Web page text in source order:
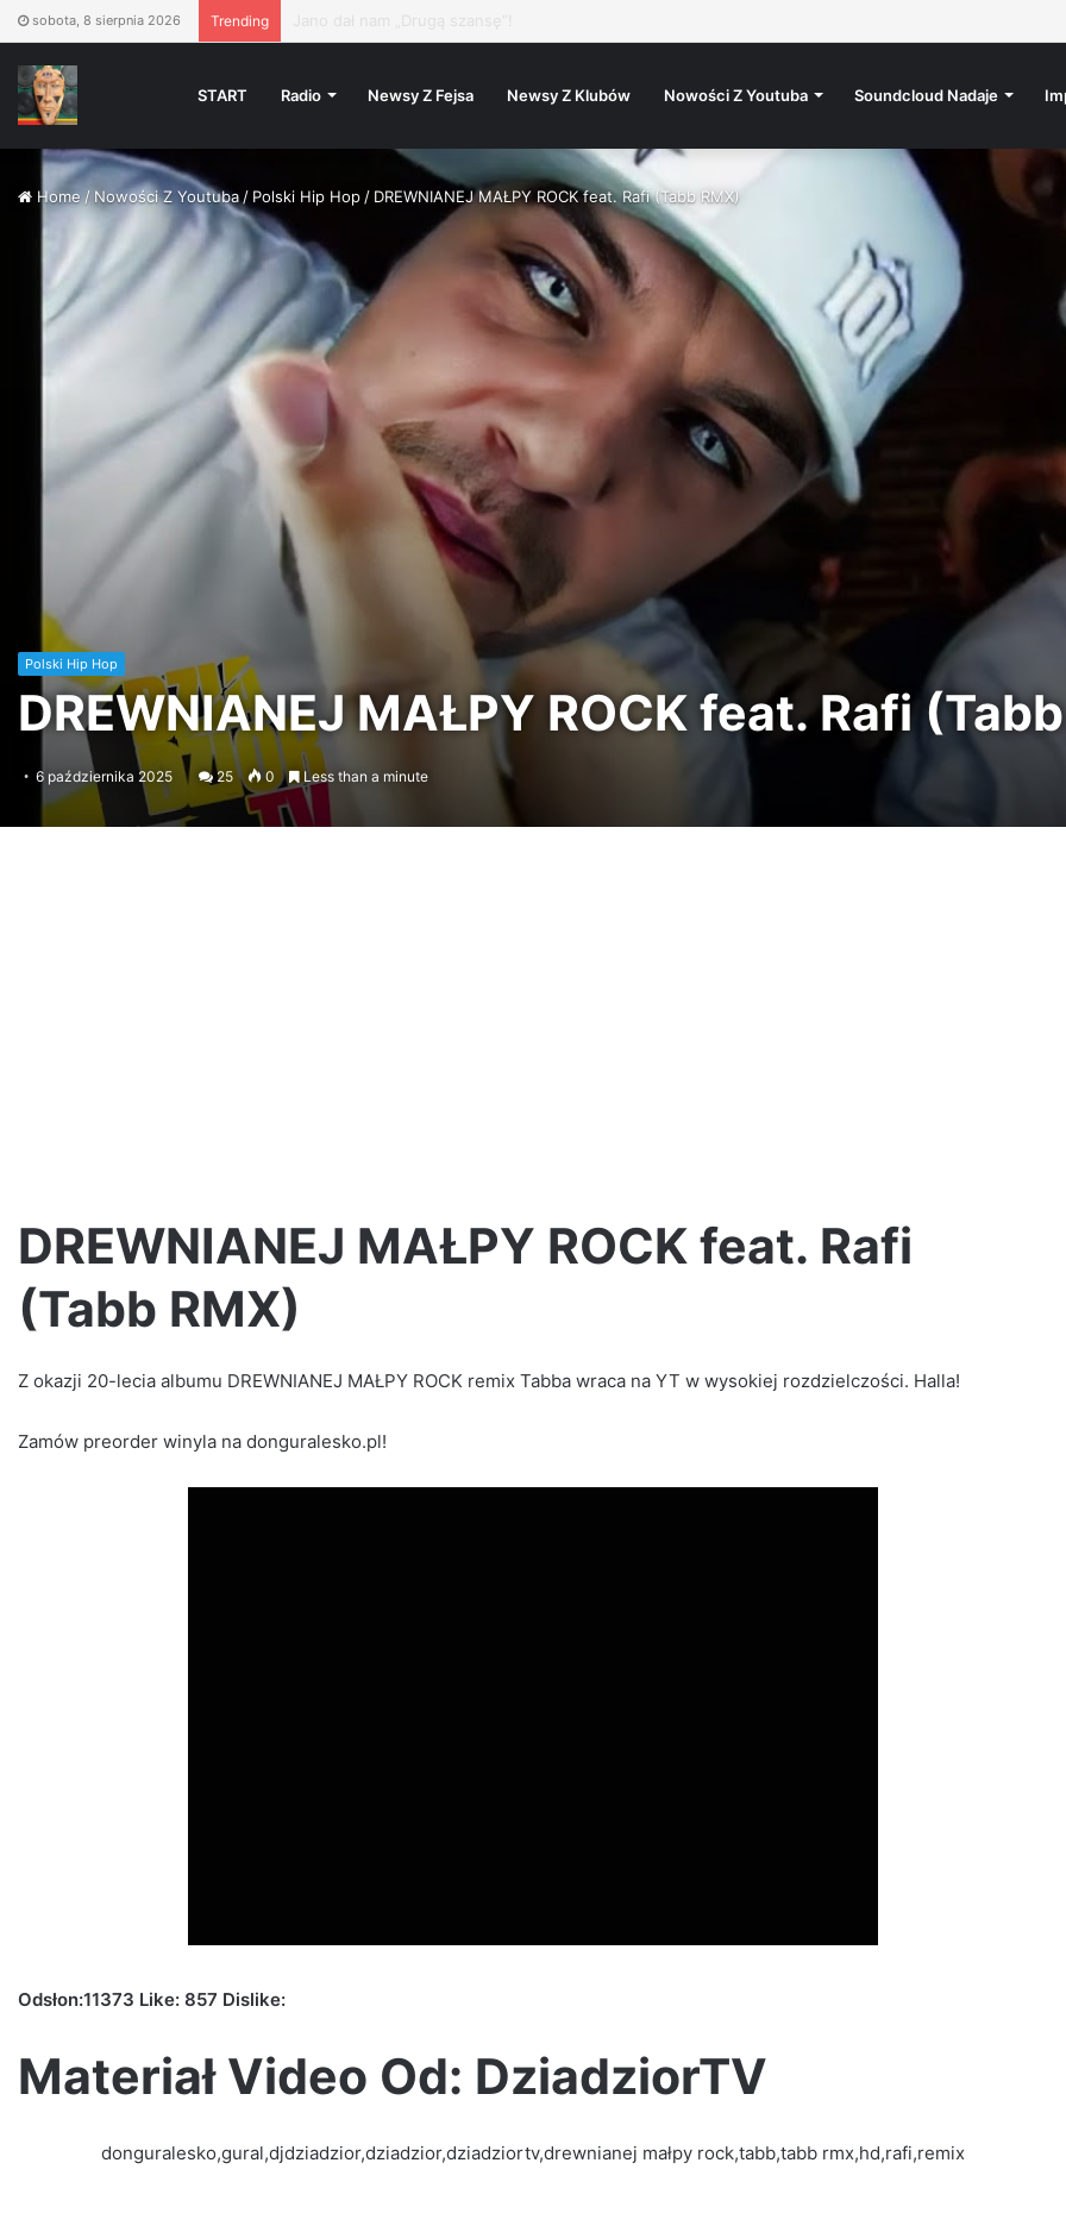
sobota, 8 sierpnia 2026 Trending
START Radio Newsy Z Fejsa Newsy Z Klubów Nowości Z Youtuba Soundcloud Nadaje
Home / Nowości Z Youtuba / Polski Hip Hop / DREWNIANEJ MAŁPY ROCK feat. Rafi (Tabb RMX)
Polski Hip Hop
DREWNIANEJ MAŁPY ROCK feat. Rafi
6 października 2025 25 0 Less than a minute
DREWNIANEJ MAŁPY ROCK feat. Rafi
(Tabb RMX)
Z okazji 20-lecia albumu DREWNIANEJ MAŁPY ROCK remix Tabba wraca na YT w wysokiej rozdzielczości. Halla!
Zamów preorder winyla na donguralesko.pl!
Odsłon:11373 Like: 857 Dislike:
Materiał Video Od: DziadziorTV
donguralesko,gural,djdziadzior,dziadzior,dziadziortv,drewnianej małpy rock,tabb,tabb rmx,hd,rafi,remix
Jano
Step
prezentują!
Trash